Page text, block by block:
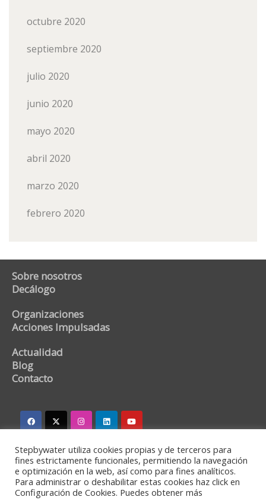
octubre 2020
septiembre 2020
julio 2020
junio 2020
mayo 2020
abril 2020
marzo 2020
febrero 2020
Sobre nosotros
Decálogo
Organizaciones
Acciones Impulsadas
Actualidad
Blog
Contacto
stepbywater@stepbywater.com
+34 682366973
Stepbywater utiliza cookies propias y de terceros para
fines estrictamente funcionales, permitiendo la navegación
e optimización en la web, así como para fines analíticos.
Para administrar o deshabilitar estas cookies haz click en
Configuración de Cookies. Puedes obtener más